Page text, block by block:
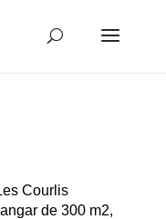
Courlis
de 300 m2,